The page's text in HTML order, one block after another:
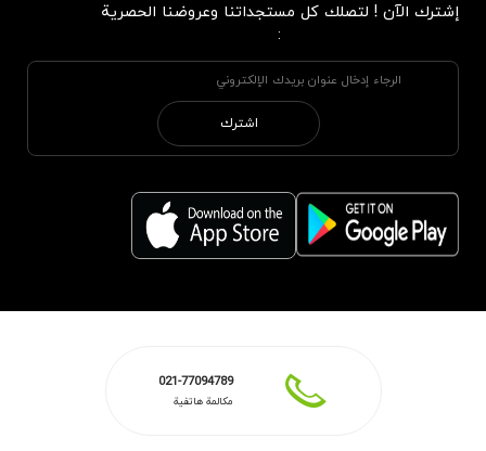
إشترك الآن ! لتصلك كل مستجداتنا وعروضنا الحصرية
:
اشترك
021-77094789
مكالمة هاتفية